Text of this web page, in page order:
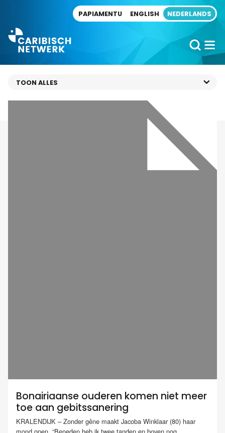
PAPIAMENTU ENGLISH NEDERLANDS
Bonairiaanse ouderen komen niet meer
toe aan gebitssanering
KRALENDIJK – Zonder gêne maakt Jacoba Winklaar (80) haar